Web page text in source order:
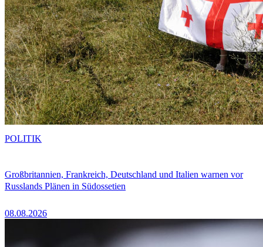
Großbritannien, Frankreich, Deutschland und Italien warnen vor
Russlands Plänen in Südossetien
08.08.2026
POLITIK